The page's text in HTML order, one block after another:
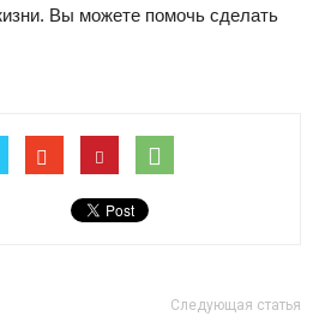
Вы можете помочь сделать
Следующая статья